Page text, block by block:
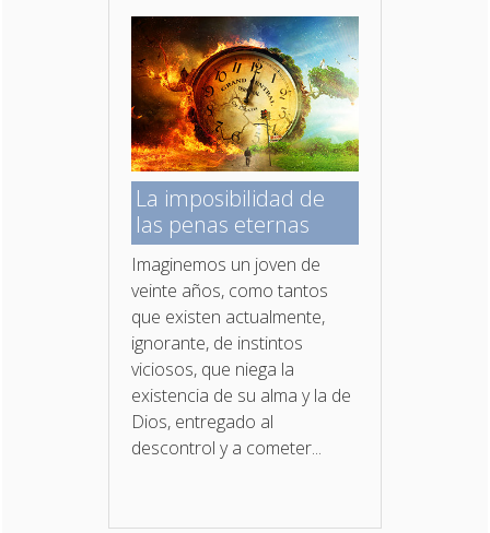
La imposibilidad de
las penas eternas
Imaginemos un joven de
veinte años, como tantos
que existen actualmente,
ignorante, de instintos
viciosos, que niega la
existencia de su alma y la de
Dios, entregado al
descontrol y a cometer...